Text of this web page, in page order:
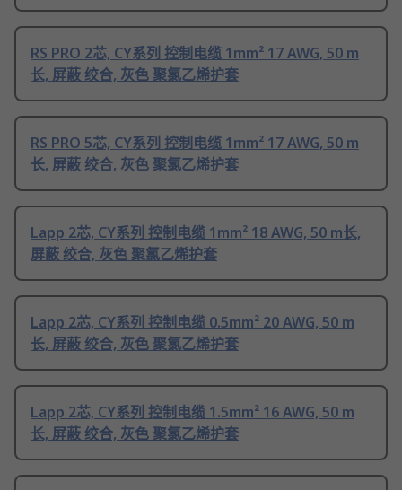
RS PRO 2芯, CY系列 控制电缆 1mm² 17 AWG, 50 m
长, 屏蔽 绞合, 灰色 聚氯乙烯护套
RS PRO 5芯, CY系列 控制电缆 1mm² 17 AWG, 50 m
长, 屏蔽 绞合, 灰色 聚氯乙烯护套
Lapp 2芯, CY系列 控制电缆 1mm² 18 AWG, 50 m长,
屏蔽 绞合, 灰色 聚氯乙烯护套
Lapp 2芯, CY系列 控制电缆 0.5mm² 20 AWG, 50 m
长, 屏蔽 绞合, 灰色 聚氯乙烯护套
Lapp 2芯, CY系列 控制电缆 1.5mm² 16 AWG, 50 m
长, 屏蔽 绞合, 灰色 聚氯乙烯护套